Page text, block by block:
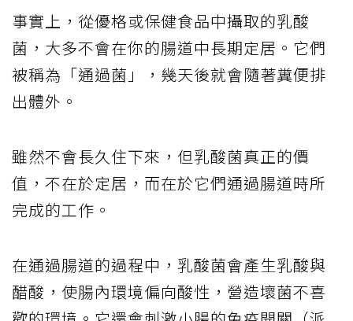
事實上，從優格或保健食品中攝取的乳酸
菌，大多不會在你的腸道中長期定居。它們
被稱為「通過菌」，幾天後就會隨著糞便排
出體外。
雖然不會長久住下來，但乳酸菌真正的價
值，不在於定居，而在於它們通過腸道時所
完成的工作。
在通過腸道的過程中，乳酸菌會產生乳酸與
醋酸，使腸內環境偏向酸性，營造壞菌不喜